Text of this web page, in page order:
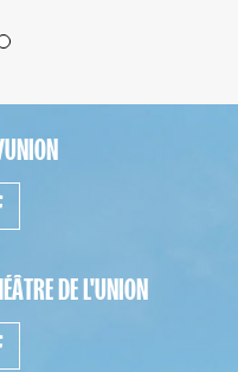
DE L'UNION